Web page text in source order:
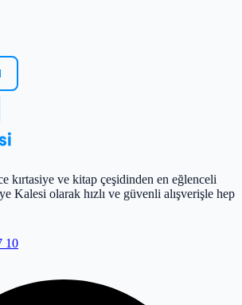
kırtasiye ve kitap çeşidinden en eğlenceli
Kalesi olarak hızlı ve güvenli alışverişle hep
10